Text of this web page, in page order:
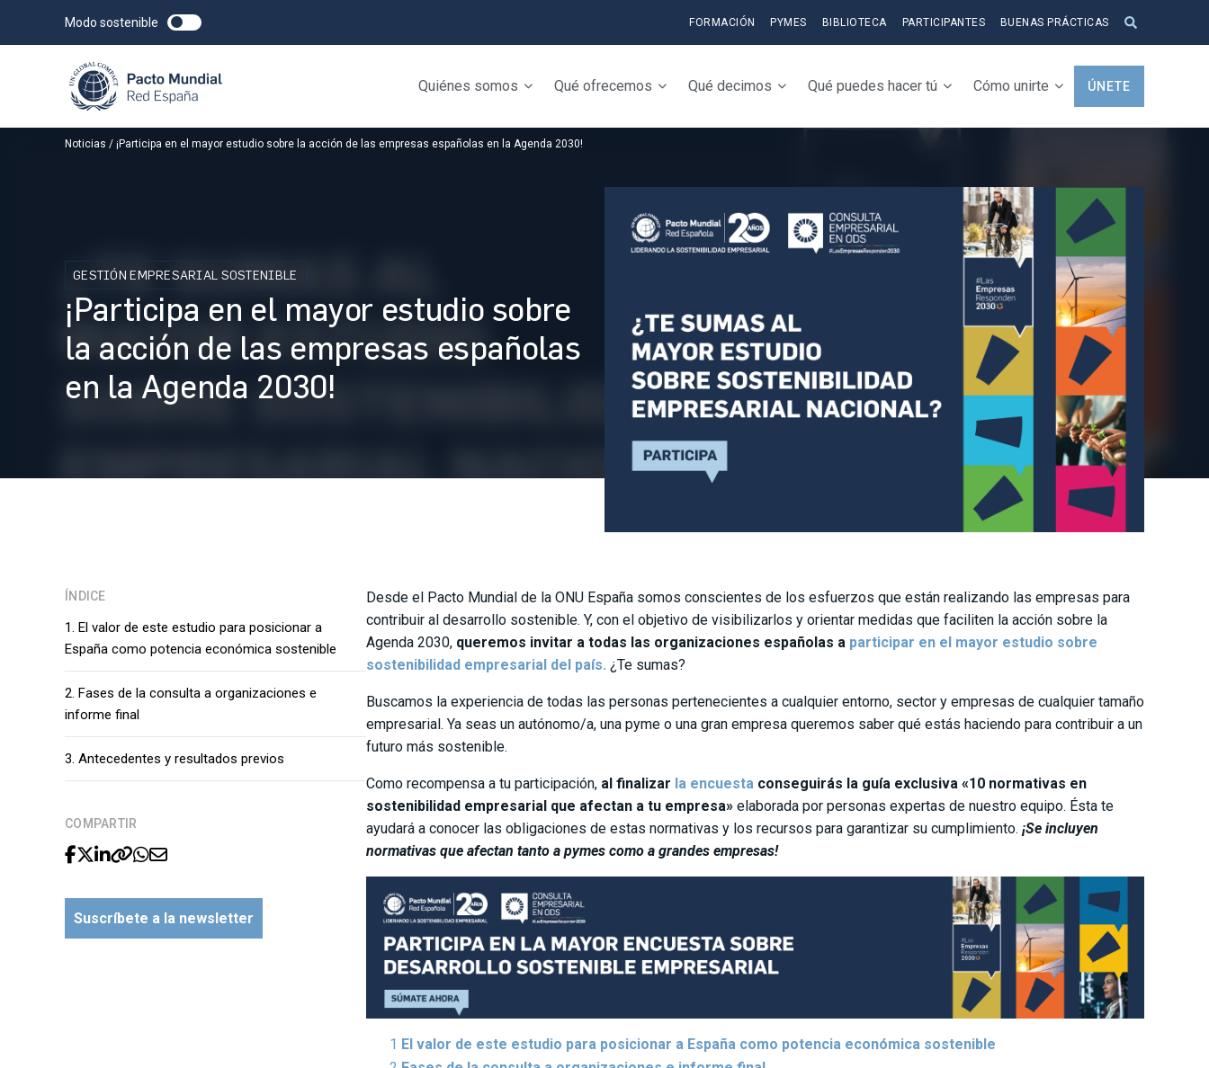
Modo sostenible FORMACIÓN PYMES BIBLIOTECA PARTICIPANTES BUENAS PRÁCTICAS
Quiénes somos Qué ofrecemos Qué decimos Qué puedes hacer tú Cómo unirte ÚNETE
Noticias ¡Participa en el mayor estudio sobre la acción de las empresas españolas en la Agenda 2030!
GESTIÓN EMPRESARIAL SOSTENIBLE
¡Participa en el mayor estudio sobre
la acción de las empresas españolas
en la Agenda 2030!
ÍNDICE
1. El valor de este estudio para posicionar a
España como potencia económica sostenible
2. Fases de la consulta a organizaciones e
informe final
3. Antecedentes y resultados previos
COMPARTIR
Suscríbete a la newsletter
Desde el Pacto Mundial de la ONU España somos conscientes de los esfuerzos que están realizando las empresas para
contribuir al desarrollo sostenible. Y, con el objetivo de visibilizarlos y orientar medidas que faciliten la acción sobre la
Agenda 2030, queremos invitar a todas las organizaciones españolas a participar en el mayor estudio sobre
sostenibilidad empresarial del país. ¿Te sumas?
Buscamos la experiencia de todas las personas pertenecientes a cualquier entorno, sector y empresas de cualquier tamaño
empresarial. Ya seas un autónomo/a, una pyme o una gran empresa queremos saber qué estás haciendo para contribuir a un
futuro más sostenible.
Como recompensa a tu participación, al finalizar la encuesta conseguirás la guía exclusiva «10 normativas en
sostenibilidad empresarial que afectan a tu empresa» elaborada por personas expertas de nuestro equipo. Ésta te
ayudará a conocer las obligaciones de estas normativas y los recursos para garantizar su cumplimiento. ¡Se incluyen
normativas que afectan tanto a pymes como a grandes empresas!
El valor de este estudio para posicionar a España como potencia económica sostenible